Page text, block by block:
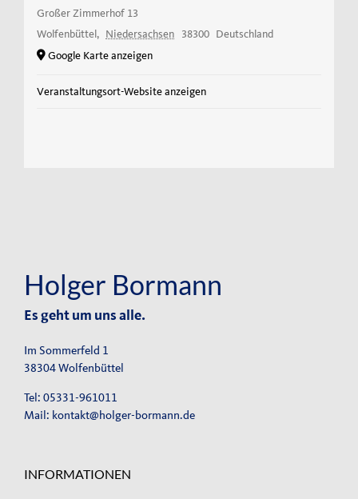
Großer Zimmerhof 13
Wolfenbüttel, Niedersachsen 38300 Deutschland
Google Karte anzeigen
Veranstaltungsort-Website anzeigen
Holger Bormann
Es geht um uns alle.
Im Sommerfeld 1
38304 Wolfenbüttel
Tel: 05331-961011
Mail: kontakt@holger-bormann.de
INFORMATIONEN